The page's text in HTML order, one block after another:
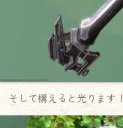
そして構えると光ります！